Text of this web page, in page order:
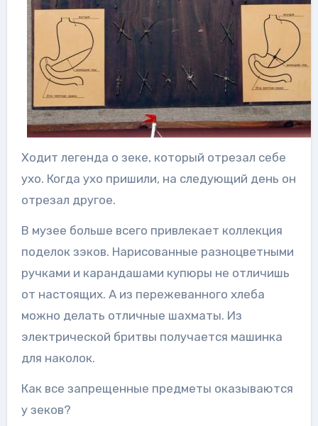
Ходит легенда о зеке, который отрезал себе
ухо. Когда ухо пришили, на следующий день он
отрезал другое.
В музее больше всего привлекает коллекция
поделок зэков. Нарисованные разноцветными
ручками и карандашами купюры не отличишь
от настоящих. А из пережеванного хлеба
можно делать отличные шахматы. Из
электрической бритвы получается машинка
для наколок.
Как все запрещенные предметы оказываются
у зеков?